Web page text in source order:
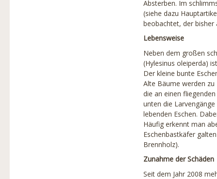
Absterben. Im
(siehe dazu
beobachtet, der bisher
Lebensweise
Neben dem großen
(Hylesinus oleiperda)
Der kleine bunte
Alte Bäume werden
die an einen
unten die
lebenden Eschen.
Häufig erkennt man
Eschenbastkäfer
Brennholz).
Zunahme der Schäden
Seit dem Jahr 2008